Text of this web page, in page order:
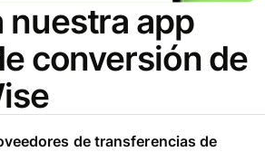
nuestra app
conversión de
de transferencias de